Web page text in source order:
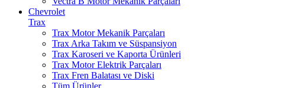
Chevrolet
Trax
Trax Motor Mekanik Parçaları
Trax Arka Takım ve Süspansiyon
Trax Karoseri ve Kaporta Ürünleri
Trax Motor Elektrik Parçaları
Trax Fren Balatası ve Diski
Tüm Ürünler